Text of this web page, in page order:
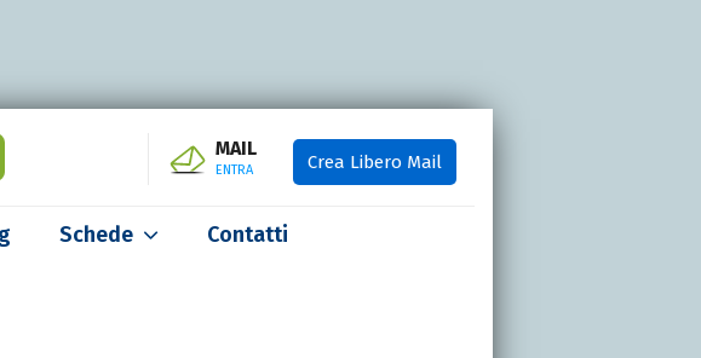
MAIL
ENTRA Crea Libero Mail
Schede Contatti